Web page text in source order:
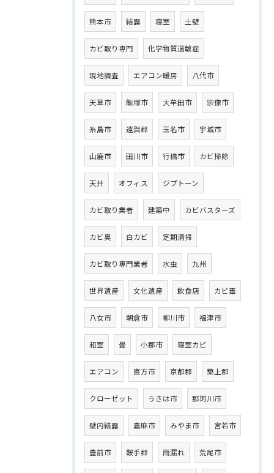
熊本市 結露 寝室 土壁
カビ取り専門 化学物質過敏症
現地調査 エアコン暖房 八代市
天草市 飯塚市 大牟田市 宗像市
糸島市 遠賀郡 玉名市 宇城市
山鹿市 田川市 行橋市 カビ掃除
天井 オフィス ジプトーン
カビ取り業者 建築中 カビバスターズ
カビ臭 白カビ 定期清掃
カビ取り専門業者 水虫 九州
世界遺産 文化遺産 飲食店 カビ毒
八女市 朝倉市 柳川市 福津市
和室 畳 小郡市 寝室カビ
エアコン 直方市 京都郡 築上郡
クローゼット うきは市 那珂川市
壁内結露 嘉麻市 みやま市 宮若市
豊前市 鞍手郡 雨漏れ 荒尾市